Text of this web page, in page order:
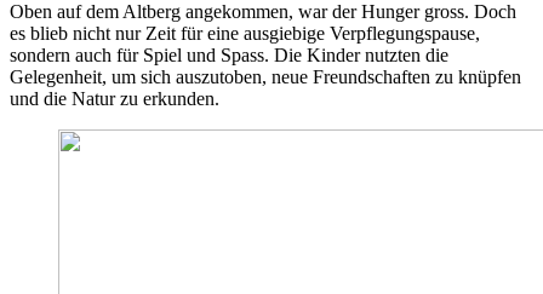
Oben auf dem Altberg angekommen, war der Hunger gross. Doch
es blieb nicht nur Zeit für eine ausgiebige Verpflegungspause,
sondern auch für Spiel und Spass. Die Kinder nutzten die
Gelegenheit, um sich auszutoben, neue Freundschaften zu knüpfen
und die Natur zu erkunden.